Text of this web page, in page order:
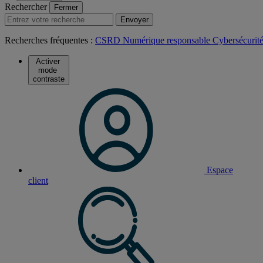
Rechercher
Fermer
Envoyer
Recherches fréquentes : CSRD Numérique responsable Cybersécurité
Activer
mode
contraste
Espace
client